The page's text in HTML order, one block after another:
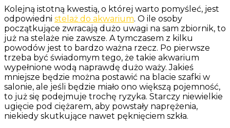
Kolejną istotną kwestią, o której warto pomyśleć, jest
odpowiedni stelaż do akwarium. O ile osoby
początkujące zwracają dużo uwagi na sam zbiornik, to
już na stelaże nie zawsze. A tymczasem z kilku
powodów jest to bardzo ważna rzecz. Po pierwsze
trzeba być świadomym tego, że takie akwarium
wypełnione wodą naprawdę dużo waży. Jakieś
mniejsze będzie można postawić na blacie szafki w
salonie, ale jeśli będzie miało ono większą pojemność,
to już się podejmuje trochę ryzyka. Starczy niewielkie
ugięcie pod ciężarem, aby powstały naprężenia,
niekiedy skutkujące nawet pęknięciem szkła.